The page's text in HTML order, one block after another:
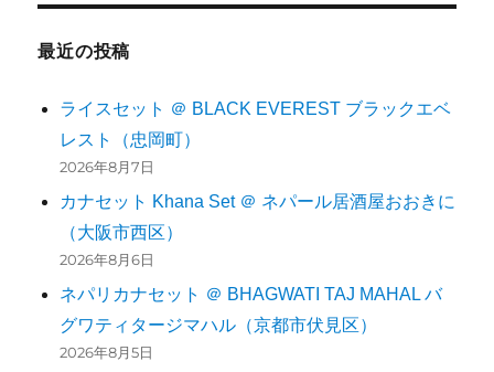
最近の投稿
ライスセット ＠ BLACK EVEREST ブラックエベ
レスト（忠岡町）
2026年8月7日
カナセット Khana Set ＠ ネパール居酒屋おおきに
（大阪市西区）
2026年8月6日
ネパリカナセット ＠ BHAGWATI TAJ MAHAL バ
グワティタージマハル（京都市伏見区）
2026年8月5日